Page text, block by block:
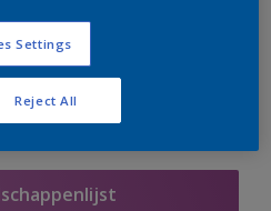
in de gaten, we werken
aan te vullen.
Settings
Reject All